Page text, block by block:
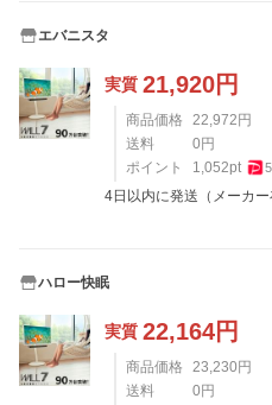
エバニスタ
実質 21,920円
商品価格 22,972 円
送料
0 円
ポイント
1,052pt 5
4日以内に発送（メーカー
ハロー快眠
実質 22,164円
商品価格 23,230 円
送料
0 円